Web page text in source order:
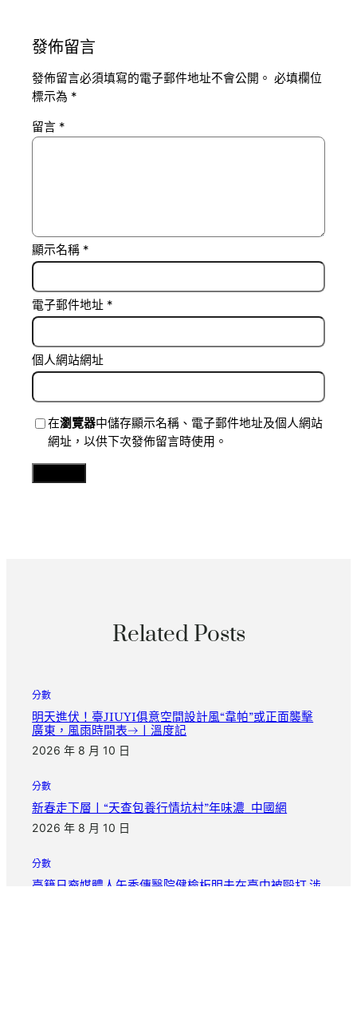
發佈留言
發佈留言必須填寫的電子郵件地址不會公開。 必填欄位
標示為 *
留言 *
顯示名稱 *
電子郵件地址 *
個人網站網址
在瀏覽器中儲存顯示名稱、電子郵件地址及個人網站
網址，以供下次發佈留言時使用。
Related Posts
分數
明天進伏！臺JIUYI俱意空間設計風“韋帕”或正面襲擊
廣東，風雨時間表→丨溫度記
2026 年 8 月 10 日
分數
新春走下層丨“天查包養行情坑村”年味濃_中國網
2026 年 8 月 10 日
分數
臺籍日裔媒體人矢秀傳醫院健檢板明夫在臺中被毆打 涉